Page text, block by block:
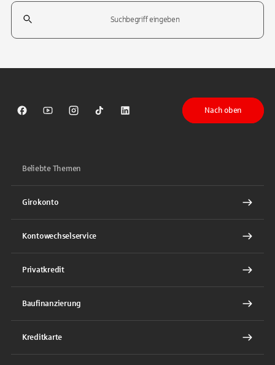
Suchfeld
Sparkasse auf Facebook
Sparkasse auf Youtube
Sparkasse auf Instagram
Sparkasse auf TikTok
Sparkasse auf LinkedIn
Nach oben
Beliebte Themen
Girokonto
Kontowechselservice
Privatkredit
Baufinanzierung
Kreditkarte